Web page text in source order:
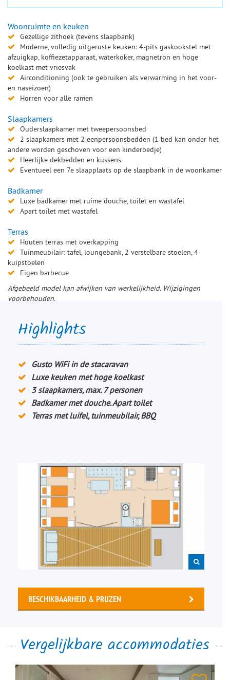
Woonruimte en keuken
Gezellige zithoek (tevens slaapbank)
Moderne, volledig uitgeruste keuken: 4-pits gaskookstel met
afzuigkap, koffiezetapparaat, waterkoker, magnetron en hoge
koelkast met vriesvak
Airconditioning (ook te gebruiken als verwarming in het voor-
en naseizoen)
Horren voor alle ramen
Slaapkamers
Ouderslaapkamer met tweepersoonsbed
2 slaapkamers met 2 eenpersoonsbedden (1 bed kan onder het
andere worden geschoven voor een kinderbedje)
Heerlijke dekbedden en kussens
Eventueel een 7e slaapplaats op de slaapbank in de woonkamer
Badkamer
Luxe badkamer met ruime douche, toilet en wastafel
Apart toilet met wastafel
Terras
Houten terras met overkapping
Tuinmeubilair: tafel, loungebank, 2 verstelbare stoelen, 4
kuipstoelen
Eigen barbecue
Afgebeeld model kan afwijken van werkelijkheid. Wijzigingen
voorbehouden.
Highlights
Gusto WiFi in de stacaravan
Luxe keuken met hoge koelkast
3 slaapkamers, max. 7 personen
Badkamer met douche. Apart toilet
Terras met luifel, tuinmeubilair, BBQ
BESCHIKBAARHEID & PRIJZEN
Vergelijkbare accommodaties